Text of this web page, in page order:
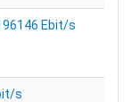
Ebit/s
s